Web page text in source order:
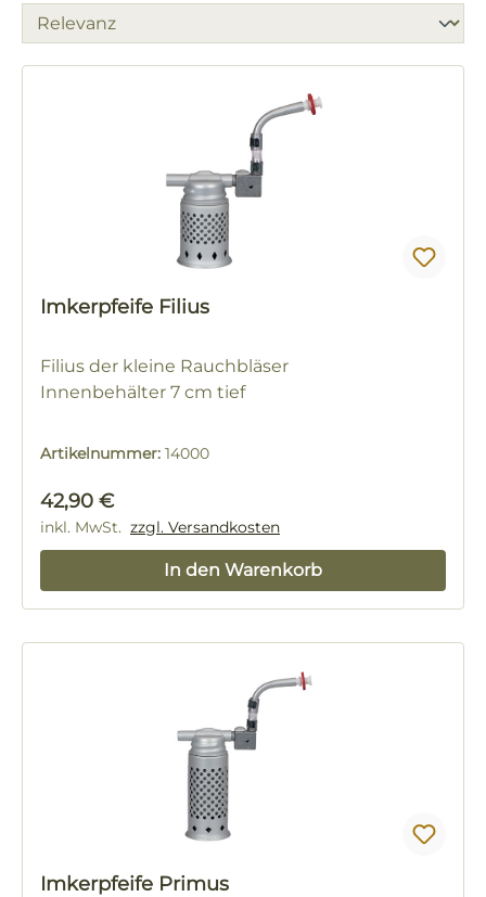
Imkerpfeife Filius
Filius der kleine Rauchbläser
Innenbehälter 7 cm tief
Artikelnummer: 14000
Regulärer Preis:
42,90 €
inkl. MwSt. zzgl. Versandkosten
In den Warenkorb
Imkerpfeife Primus